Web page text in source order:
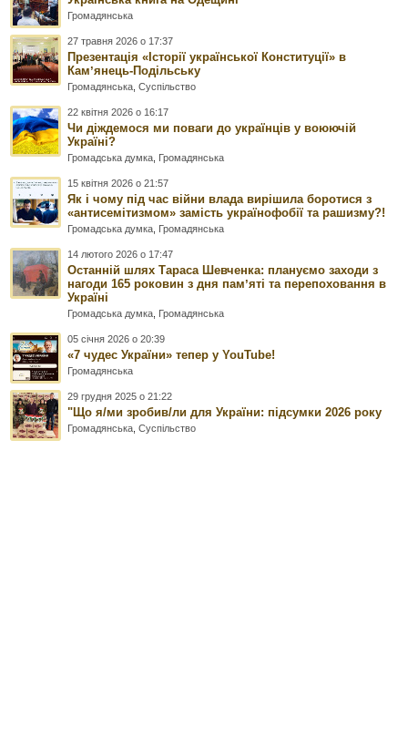
Громадянська
27 травня 2026 о 17:37
Презентація «Історії української Конституції» в
Камʼянець-Подільську
Громадянська ,Суспільство
22 квітня 2026 о 16:17
Чи діждемося ми поваги до українців у воюючій
Україні?
Громадська думка Громадянська
15 квітня 2026 о 21:57
Як і чому під час війни влада вирішила боротися з
«антисемітизмом» замість українофобії та рашизму?!
Громадська думка Громадянська
14 лютого 2026 о 17:47
Останній шлях Тараса Шевченка: плануємо заходи з
нагоди 165 роковин з дня памʼяті та перепоховання в
Україні
Громадська думка Громадянська
05 січня 2026 о 20:39
«7 чудес України» тепер у YouTube!
Громадянська
29 грудня 2025 о 21:22
"Що я/ми зробив/ли для України: підсумки 2026 року
Громадянська ,Суспільство